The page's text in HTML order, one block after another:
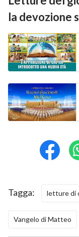
la devozione
Tagga: letture di
Vangelo di Matteo